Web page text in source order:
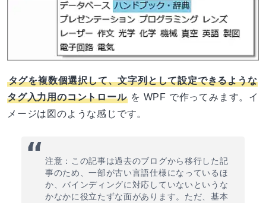
タグを複数個選択して、文字列として設定できるような
タグ入力用のコントロール を WPF で作ってみます。イ
メージは図のような感じです。
注意：この記事は過去のブログから移行した記
事のため、一部が古い言語仕様になっているほ
か、バインディングに対応していないというな
かなかに役立たずな面があります。ただ、基本